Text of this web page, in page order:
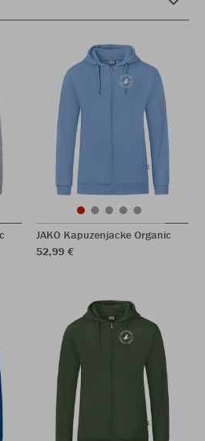
JAKO Kapuzenjacke Organic
52,99 €